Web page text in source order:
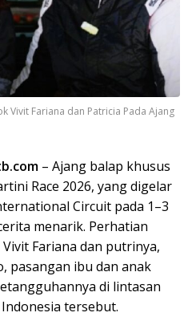
Vivit Fariana dan Patricia Pada Ajang
– Ajang balap khusus
Race 2026, yang digelar
Circuit pada 1–3
menarik. Perhatian
Fariana dan putrinya,
pasangan ibu dan anak
di lintasan
tersebut.